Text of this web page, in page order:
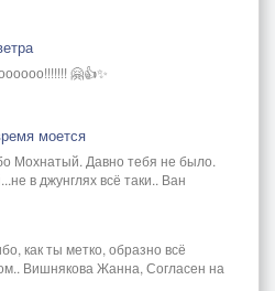
🤗👍✨
моется
Мохнатый. Давно тебя не было.
в джунглях всё таки.. Ван
как ты метко, образно всё
Вишнякова Жанна, Согласен на